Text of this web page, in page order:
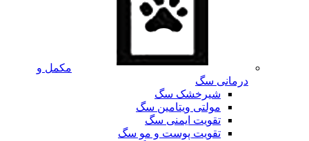
مکمل و
درمانی سگ
شیرخشک سگ
مولتی ویتامین سگ
تقویت ایمنی سگ
تقویت پوست و مو سگ